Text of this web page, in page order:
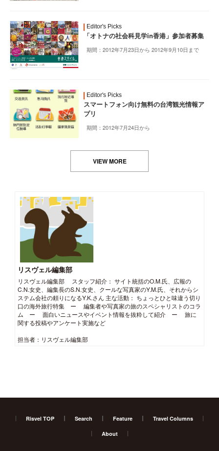
Editor's Picks
「オトナの社会科見学in香港」参加者募集
期間：2012年7月23日から 2012年9月10日まで
Editor's Picks
スマートフォン向け無料の台湾観光情報ア
プリ
期間：2012年7月24日から
VIEW MORE
リスヴェル編集部
リスヴェル編集部 スタッフ紹介： サイト統括のO.M.氏、広報の
C.N.女史、編集長のS.N.女史、クールな写真家のY.M.氏、それからシ
ステム会社の頼りになるY.K.さん 主な活動： ちょっとひと味違う切り
口の海外旅行特集 ー 編集者や写真家の旅のスペシャリストのコラ
ム ー 面白いニュースやイベント情報を抜粋して紹介 ー 旅に
関する投稿やアンケート実施など
担当者：リスヴェル編集部
Risvel TOP Search Feature Travel Columns
About